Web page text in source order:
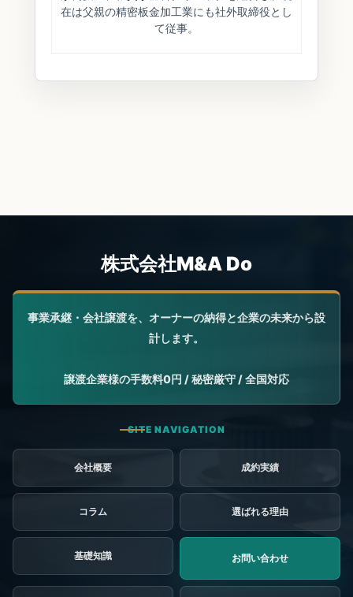
在は父親の精密板金加工業にも社外取締役とし
て従事。
会社概要 成約実績
コラム 選ばれる理由
基礎知識 お問い合わせ